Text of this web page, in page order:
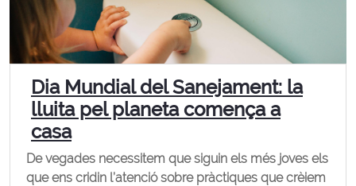
Dia Mundial del Sanejament: la
lluita pel planeta comença a
casa
De vegades necessitem que siguin els més joves els
que ens cridin l’atenció sobre pràctiques que crèiem